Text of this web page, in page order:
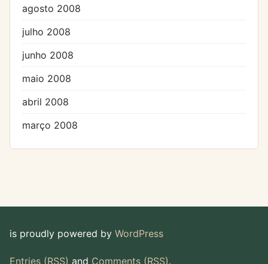
agosto 2008
julho 2008
junho 2008
maio 2008
abril 2008
março 2008
is proudly powered by WordPress
Entries (RSS) and Comments (RSS).